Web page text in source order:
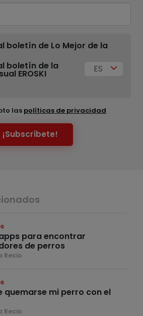
boletín de Lo Mejor de la
boletín de la
EROSKI ES
las políticas de privacidad
¡Subscríbete!
para encontrar
de perros
Recio
quemarse mi perro con el
Recio